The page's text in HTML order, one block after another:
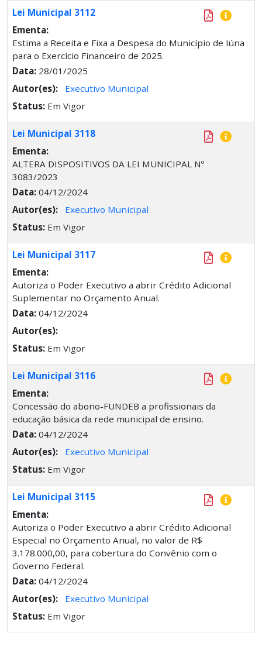
Lei Municipal 3112
Ementa:
Estima a Receita e Fixa a Despesa do Município de Iúna
para o Exercício Financeiro de 2025.
Data: 28/01/2025
Autor(es):
Executivo Municipal
Status: Em Vigor
Lei Municipal 3118
Ementa:
ALTERA DISPOSITIVOS DA LEI MUNICIPAL Nº
3083/2023
Data: 04/12/2024
Autor(es):
Executivo Municipal
Status: Em Vigor
Lei Municipal 3117
Ementa:
Autoriza o Poder Executivo a abrir Crédito Adicional
Suplementar no Orçamento Anual.
Data: 04/12/2024
Autor(es):
Status: Em Vigor
Lei Municipal 3116
Ementa:
Concessão do abono-FUNDEB a profissionais da
educação básica da rede municipal de ensino.
Data: 04/12/2024
Autor(es):
Executivo Municipal
Status: Em Vigor
Lei Municipal 3115
Ementa:
Autoriza o Poder Executivo a abrir Crédito Adicional
Especial no Orçamento Anual, no valor de R$
3.178.000,00, para cobertura do Convênio com o
Governo Federal.
Data: 04/12/2024
Autor(es):
Executivo Municipal
Status: Em Vigor